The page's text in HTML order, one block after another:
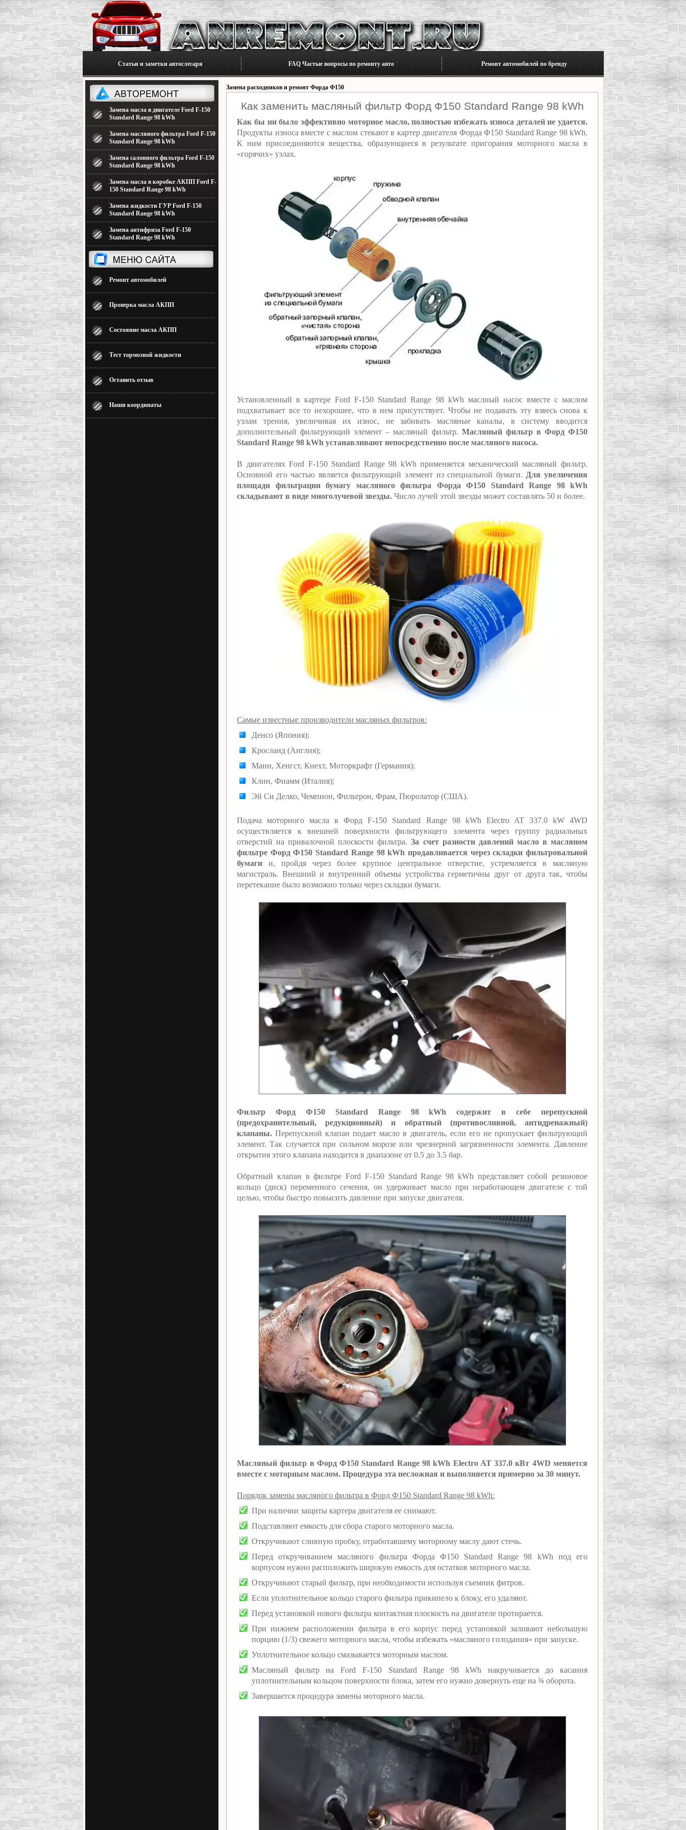
Статьи и заметки автослесаря FAQ Частые вопросы по ремонту авто Ремонт автомобилей по бренду
Замена масла в двигателе Ford F-150
Standard Range 98 kWh
Замена масляного фильтра Ford F-150
Standard Range 98 kWh
Замена салонного фильтра Ford F-150
Standard Range 98 kWh
Замена масла в коробке АКПП Ford F-
150 Standard Range 98 kWh
Замена жидкости ГУР Ford F-150
Standard Range 98 kWh
Замена антифриза Ford F-150
Standard Range 98 kWh
Ремонт автомобилей
Проверка масла АКПП
Состояние масла АКПП
Тест тормозной жидкости
Оставить отзыв
Наши координаты
Замена расходников и ремонт Форда Ф150
Как заменить масляный фильтр Форд Ф150 Standard Range 98 kWh
Как бы ни было эффективно моторное масло, полностью избежать износа деталей не удается.
Продукты износа вместе с маслом стекают в картер двигателя Форда Ф150 Standard Range 98 kWh.
К ним присоединяются вещества, образующиеся в результате пригорания моторного масла в
«горячих» узлах.
Установленный в картере Ford F-150 Standard Range 98 kWh маслный насос вместе с маслом
подхватывает все то нехорошее, что в нем присутствует. Чтобы не подавать эту взвесь снова к
узлам трения, увеличивая их износ, не забивать масляные каналы, в систему вводится
дополнительный фильтрующий элемент – масляный фильтр. Масляный фильтр в Форд Ф150
Standard Range 98 kWh устанавливают непосредственно после масляного насоса.
В двигателях Ford F-150 Standard Range 98 kWh применяется механический масляный фильтр.
Основной его частью является фильтрующий элемент из специальной бумаги. Для увеличения
площади фильтрации бумагу масляного фильтра Форда Ф150 Standard Range 98 kWh
складывают в виде многолучевой звезды. Число лучей этой звезды может составлять 50 и более.
Самые известные производители масляных фильтров:
Денсо (Япония);
Кросланд (Англия);
Манн, Хенгст, Кнехт, Моторкрафт (Германия);
Клин, Фиамм (Италия);
Эй Си Делко, Чемпион, Фильтрон, Фрам, Пюролатор (США).
Подача моторного масла в Форд F-150 Standard Range 98 kWh Electro AT 337.0 kW 4WD
осуществляется к внешней поверхности фильтрующего элемента через группу радиальных
отверстий на привалочной плоскости фильтра.За счет разности давлений масло в масляном
фильтре Форд Ф150 Standard Range 98 kWh продавливается через складки фильтровальной
бумаги и, пройдя через более крупное центральное отверстие, устремляется в масляную
магистраль. Внешний и внутренний объемы устройства герметичны друг от друга так, чтобы
перетекание было возможно только через складки бумаги.
Фильтр Форд Ф150 Standard Range 98 kWh содержит в себе перепускной
(предохранительный, редукционный) и обратный (противосливной, антидренажный)
клапаны. Перепускной клапан подает масло в двигатель, если его не пропускает фильтрующий
элемент. Так случается при сильном морозе или чрезнерной загрязненности элемента. Давление
открытия этого клапана находится в диапазоне от 0.5 до 3.5 бар.
Обратный клапан в фильтре Ford F-150 Standard Range 98 kWh представляет собой резиновое
кольцо (диск) переменного сечения, он удерживает масло при неработающем двигателе с той
целью, чтобы быстро повысить давление при запуске двигателя.
Масляный фильтр в Форд Ф150 Standard Range 98 kWh Electro AT 337.0 кВт 4WD меняется
вместе с моторным маслом. Процедура эта несложная и выполняется примерно за 30 минут.
Порядок замены масляного фильтра в Форд Ф150 Standard Range 98 kWh:
При наличии защиты картера двигателя ее снимают.
Подставляют емкость для сбора старого моторного масла.
Откручивают сливную пробку, отработавшему моторному маслу дают стечь.
Перед откручиванием масляного фильтра Форда Ф150 Standard Range 98 kWh под его
корпусом нужно расположить широкую емкость для остатков моторного масла.
Откручивают старый фильтр, при необходимости используя съемник фитров.
Если уплотнительное кольцо старого фильтра прикипело к блоку, его удаляют.
Перед установкой нового фильтра контактная плоскость на двигателе протирается.
При нижнем расположении фильтра в его корпус перед установкой заливают небольшую
порцию (1/3) свежего моторного масла, чтобы избежать «масляного голодания» при запуске.
Уплотнительное кольцо смазывается моторным маслом.
Масляный фильтр на Ford F-150 Standard Range 98 kWh накручивается до касания
уплотнительным кольцом поверхности блока, затем его нужно довернуть еще на ¾ оборота.
Завершается процедура замены моторного масла.